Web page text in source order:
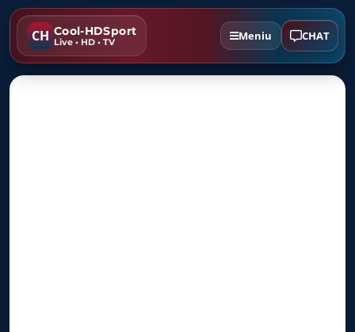
CH Cool-HDSport
Live • HD • TV Meniu CHAT